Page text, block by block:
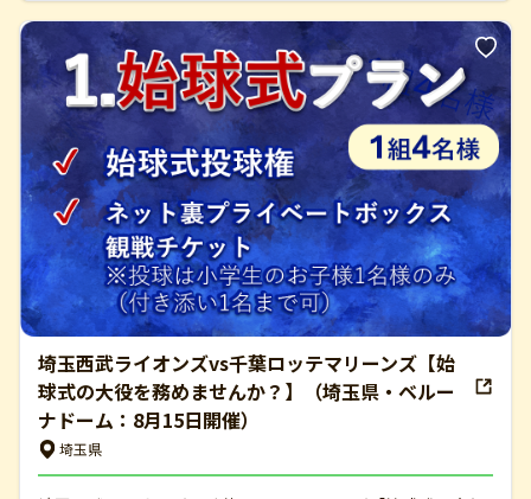
埼玉西武ライオンズvs千葉ロッテマリーンズ【始
球式の大役を務めませんか？】（埼玉県・ベルー
ナドーム：8月15日開催）
埼玉県